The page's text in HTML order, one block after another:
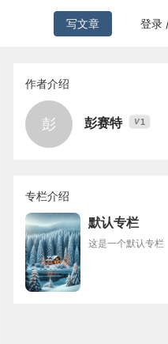
写文章 登录
作者介绍
彭 彭赛特 V1
专栏介绍
默认专栏
这是一个默认专栏